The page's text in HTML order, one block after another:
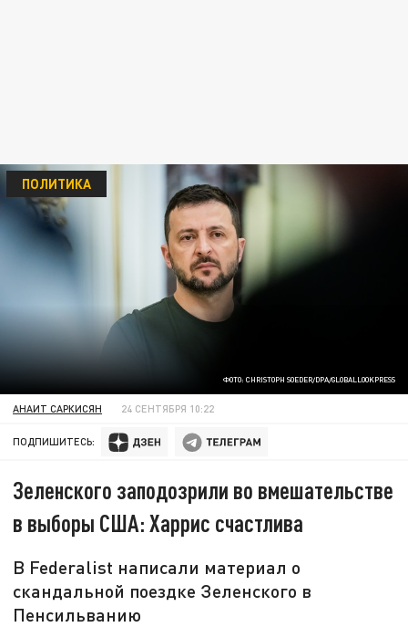
ФОТО: CHRISTOPH SOEDER/DPA/GLOBALLOOKPRESS
ПОЛИТИКА
АНАИТ САРКИСЯН 24 СЕНТЯБРЯ 10:22
ПОДПИШИТЕСЬ:
Зеленского заподозрили во вмешательстве
в выборы США: Харрис счастлива
В Federalist написали материал о
скандальной поездке Зеленского в
Пенсильванию